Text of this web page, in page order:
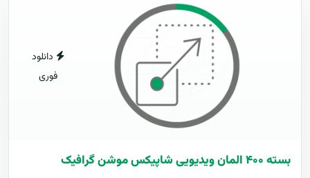
دانلود
فوری
بسته ۴۰۰ المان ویدیویی شاپیکس موشن گرافیک